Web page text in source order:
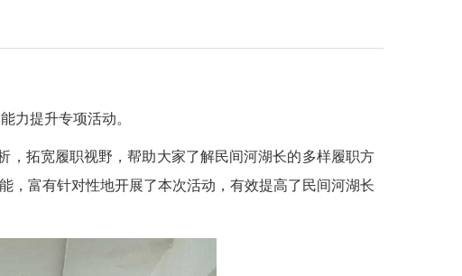
力提升专项活动。
，拓宽履职视野，帮助大家了解民间河湖长的多样履职方
，富有针对性地开展了本次活动，有效提高了民间河湖长